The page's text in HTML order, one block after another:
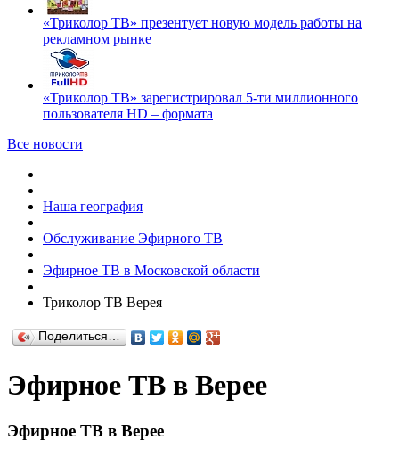
«Триколор ТВ» презентует новую модель работы на
рекламном рынке
«Триколор ТВ» зарегистрировал 5-ти миллионного
пользователя HD – формата
Все новости
|
Наша география
|
Обслуживание Эфирного ТВ
|
Эфирное ТВ в Московской области
|
Триколор ТВ Верея
Поделиться…
Эфирное ТВ в Верее
Эфирное ТВ в Верее